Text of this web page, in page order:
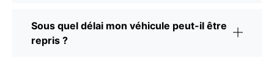
Sous quel délai mon véhicule peut-il être
repris ?